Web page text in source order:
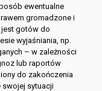
ewentualne
gromadzone i
jest gotów do
wyjaśniania, np.
– w zależności
lub raportów
do zakończenia
swojej sytuacji